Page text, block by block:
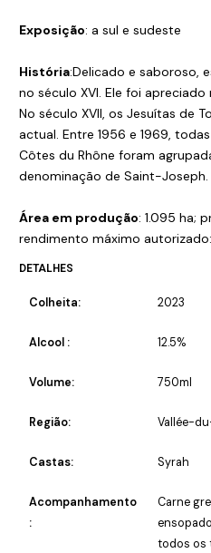
Exposição: a sul e sudeste
História:Delicado e saboroso,
no século XVI. Ele foi apreciado
No século XVII, os Jesuítas de
actual. Entre 1956 e 1969,
Côtes du Rhône foram
denominação de Saint-Joseph.
Área em produção: 1.095 ha;
rendimento máximo
DETALHES
Colheita: 2023
Alcool : 12.5%
Volume: 750ml
Região: Vallée-
Castas: Syrah
Acompanhamento
:
Carne
todos os